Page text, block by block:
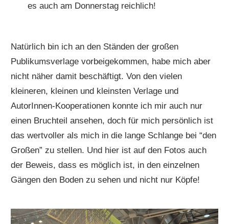
es auch am Donnerstag reichlich!
Natürlich bin ich an den Ständen der großen
Publikumsverlage vorbeigekommen, habe mich aber
nicht näher damit beschäftigt. Von den vielen
kleineren, kleinen und kleinsten Verlage und
AutorInnen-Kooperationen konnte ich mir auch nur
einen Bruchteil ansehen, doch für mich persönlich ist
das wertvoller als mich in die lange Schlange bei “den
Großen” zu stellen. Und hier ist auf den Fotos auch
der Beweis, dass es möglich ist, in den einzelnen
Gängen den Boden zu sehen und nicht nur Köpfe!